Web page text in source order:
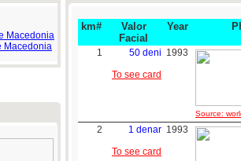
Macedonia
Macedonia
km#
Valor
Facial
Year
1
50 deni
To see card
1993
Source:
2
1 denar
To see card
1993